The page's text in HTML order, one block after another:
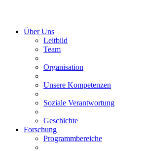
Über Uns
Leitbild
Team
Organisation
Unsere Kompetenzen
Soziale Verantwortung
Geschichte
Forschung
Programmbereiche